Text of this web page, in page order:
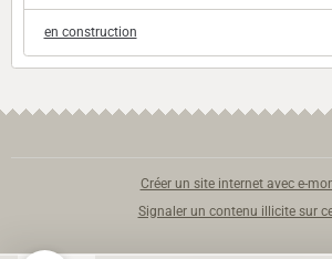
en construction
Créer un site internet avec e-
Signaler un contenu illicite sur